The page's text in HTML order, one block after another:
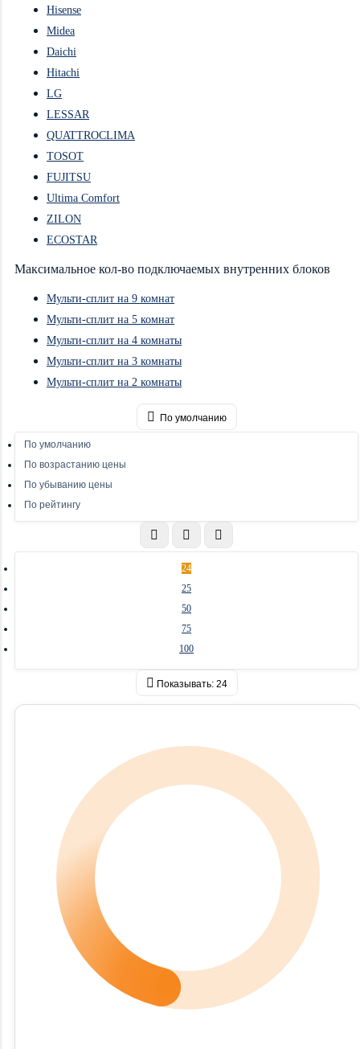
Hisense
Midea
Daichi
Hitachi
LG
LESSAR
QUATTROCLIMA
TOSOT
FUJITSU
Ultima Comfort
ZILON
ECOSTAR
Максимальное кол-во подключаемых внутренних блоков
Мульти-сплит на 9 комнат
Мульти-сплит на 5 комнат
Мульти-сплит на 4 комнаты
Мульти-сплит на 3 комнаты
Мульти-сплит на 2 комнаты
По умолчанию
По умолчанию
По возрастанию цены
По убыванию цены
По рейтингу
24
25
50
75
100
Показывать: 24